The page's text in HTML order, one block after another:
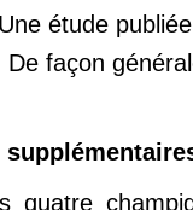
étude
façon
quatre